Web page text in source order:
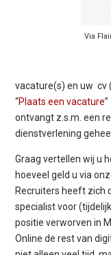
Via
vacature(s) en uw cv
“Plaats een vacature
ontvangt z.s.m. een
dienstverlening
Graag vertellen wij u
hoeveel geld u via
Recruiters heeft zich
specialist voor
positie verworven in
Online de rest van